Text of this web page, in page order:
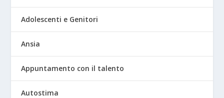
Adolescenti e Genitori
Ansia
Appuntamento con il talento
Autostima